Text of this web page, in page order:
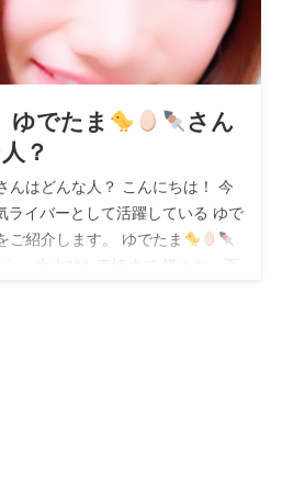
ゆでたま
さん
？
んはどんな人？ こんにちは！ 今
ライバーとして活躍している ゆで
ご紹介します。 ゆでたま
ら、大人びた表情まで 様々な一面